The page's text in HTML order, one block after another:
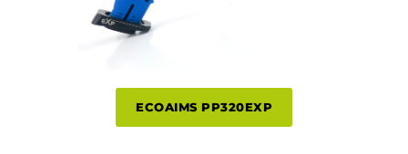
ECOAIMS PP320EXP